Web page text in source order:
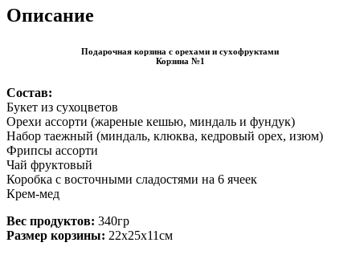
Описание
Подарочная корзина с орехами и сухофруктами
Корзина №1
Состав:
Букет из сухоцветов
Орехи ассорти (жареные кешью, миндаль и фундук)
Набор таежный (миндаль, клюква, кедровый орех, изюм)
Фрипсы ассорти
Чай фруктовый
Коробка с восточными сладостями на 6 ячеек
Крем-мед
Вес продуктов: 340гр
Размер корзины: 22х25х11см